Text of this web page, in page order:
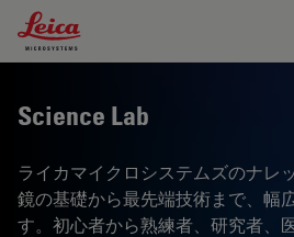
Leica Microsystems Logo
Science Lab
ライカマイクロシステムズのナレ
鏡の基礎から最先端技術まで、幅
す。初心者から熟練者、研究者、